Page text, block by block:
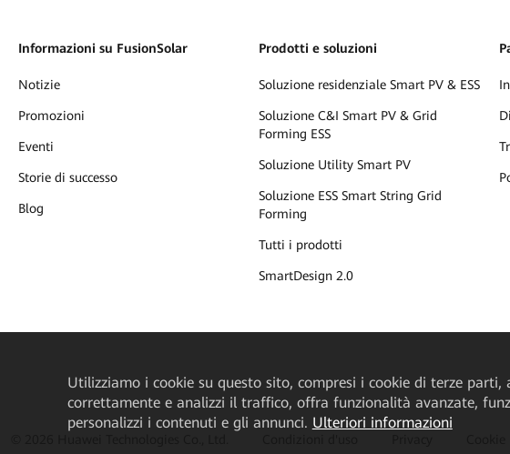
Informazioni su FusionSolar
Notizie
Promozioni
Eventi
Storie di successo
Blog
Prodotti e soluzioni
Soluzione residenziale Smart PV & ESS
Soluzione C&I Smart PV & Grid
Forming ESS
Soluzione Utility Smart PV
Soluzione ESS Smart String Grid
Forming
Tutti i prodotti
SmartDesign 2.0
Utilizziamo i cookie su questo sito, compresi i cookie di terze
correttamente e analizzi il traffico, offra funzionalità avanzate,
personalizzi i contenuti e gli annunci. Ulteriori informazioni